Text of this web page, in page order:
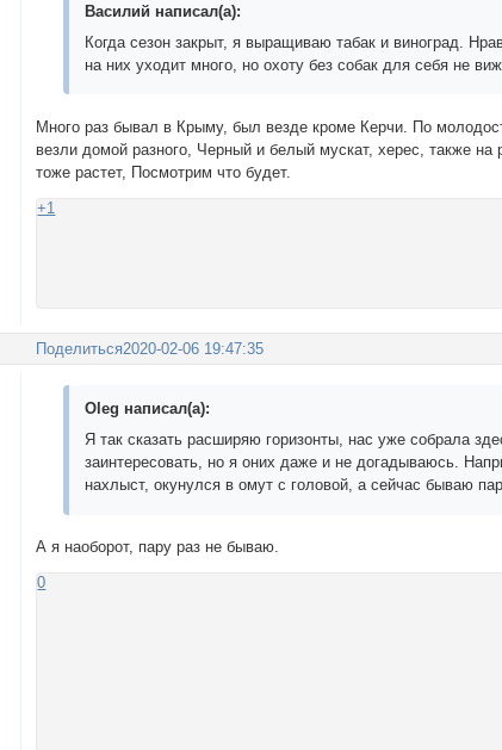
Василий написал(а):
Когда сезон закрыт, я выращиваю табак и виноград.
на них уходит много, но охоту без собак для себя не
Много раз бывал в Крыму, был везде кроме Керчи. По
везли домой разного, Черный и белый мускат, херес, также
тоже растет, Посмотрим что будет.
+1
Поделиться2020-02-06 19:47:35
Oleg написал(а):
Я так сказать расширяю горизонты, нас уже собрала
заинтересовать, но я оних даже и не догадываюсь.
нахлыст, окунулся в омут с головой, а сейчас бываю
А я наоборот, пару раз не бываю.
0